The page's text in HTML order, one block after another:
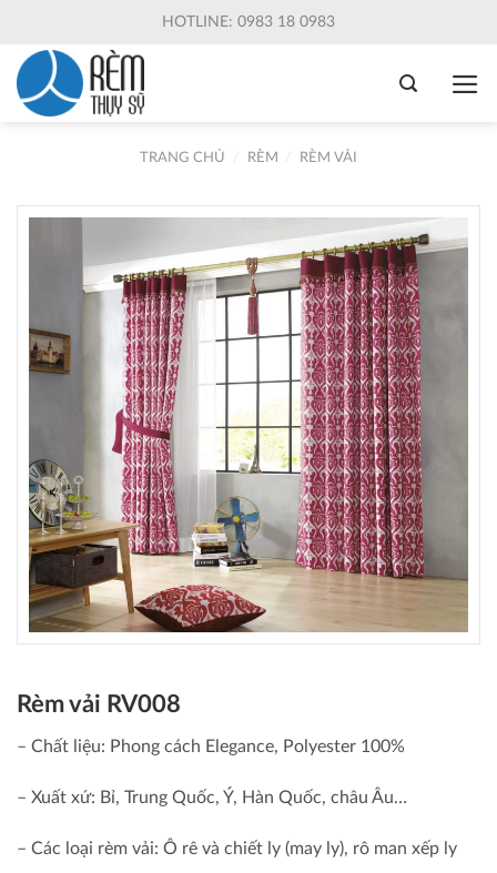
content
HOTLINE: 0983 18 0983
TRANG CHỦ RÈM RÈM VẢI
Rèm vải RV008
– Chất liệu: Phong cách Elegance, Polyester 100%
– Xuất xứ: Bỉ, Trung Quốc, Ý, Hàn Quốc, châu Âu…
– Các loại rèm vải: Ô rê và chiết ly (may ly), rô man xếp ly